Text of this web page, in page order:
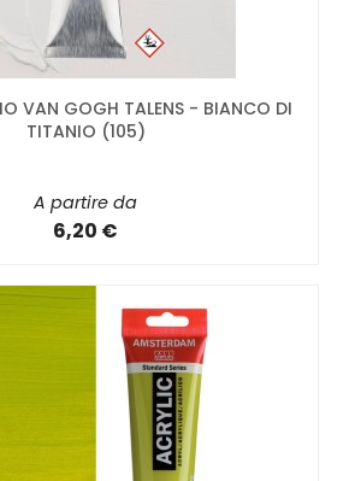
VAN GOGH TALENS - BIANCO DI
TITANIO (105)
A partire da
6,20 €